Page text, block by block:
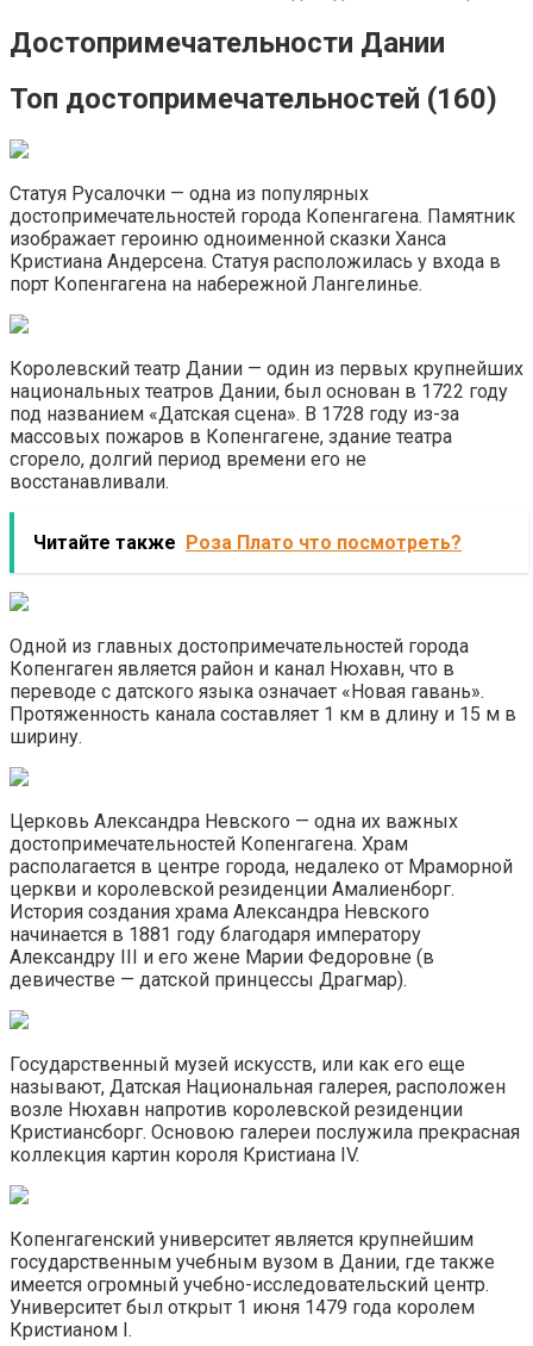
Достопримечательности Дании
Топ достопримечательностей (160)
Статуя Русалочки — одна из популярных
достопримечательностей города Копенгагена. Памятник
изображает героиню одноименной сказки Ханса
Кристиана Андерсена. Статуя расположилась у входа в
порт Копенгагена на набережной Лангелинье.
Королевский театр Дании — один из первых крупнейших
национальных театров Дании, был основан в 1722 году
под названием «Датская сцена». В 1728 году из-за
массовых пожаров в Копенгагене, здание театра
сгорело, долгий период времени его не
восстанавливали.
Читайте также Роза Плато что посмотреть?
Одной из главных достопримечательностей города
Копенгаген является район и канал Нюхавн, что в
переводе с датского языка означает «Новая гавань».
Протяженность канала составляет 1 км в длину и 15 м в
ширину.
Церковь Александра Невского — одна их важных
достопримечательностей Копенгагена. Храм
располагается в центре города, недалеко от Мраморной
церкви и королевской резиденции Амалиенборг.
История создания храма Александра Невского
начинается в 1881 году благодаря императору
Александру III и его жене Марии Федоровне (в
девичестве — датской принцессы Драгмар).
Государственный музей искусств, или как его еще
называют, Датская Национальная галерея, расположен
возле Нюхавн напротив королевской резиденции
Кристиансборг. Основою галереи послужила прекрасная
коллекция картин короля Кристиана IV.
Копенгагенский университет является крупнейшим
государственным учебным вузом в Дании, где также
имеется огромный учебно-исследовательский центр.
Университет был открыт 1 июня 1479 года королем
Кристианом I.